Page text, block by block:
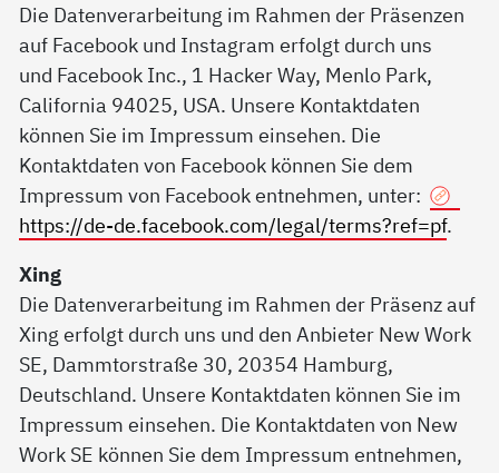
Die Datenverarbeitung im Rahmen der Präsenzen
auf Facebook und Instagram erfolgt durch uns
und Facebook Inc., 1 Hacker Way, Menlo Park,
California 94025, USA. Unsere Kontaktdaten
können Sie im Impressum einsehen. Die
Kontaktdaten von Facebook können Sie dem
Impressum von Facebook entnehmen, unter:
https://de-de.facebook.com/legal/terms?ref=pf.
Xing
Die Datenverarbeitung im Rahmen der Präsenz auf
Xing erfolgt durch uns und den Anbieter New Work
SE, Dammtorstraße 30, 20354 Hamburg,
Deutschland. Unsere Kontaktdaten können Sie im
Impressum einsehen. Die Kontaktdaten von New
Work SE können Sie dem Impressum entnehmen,